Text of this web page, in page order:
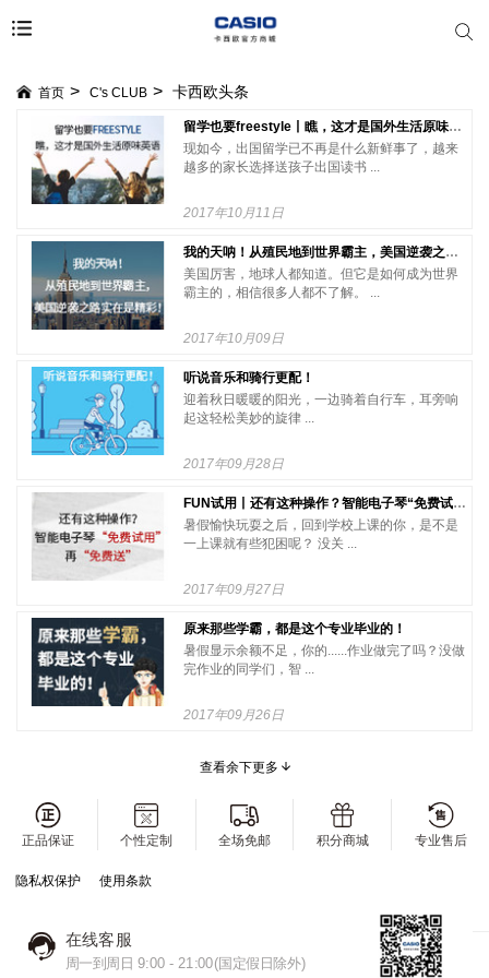
首页 C's CLUB 卡西欧头条
留学也要freestyle丨瞧，这才是国外生活原味英语
现如今，出国留学已不再是什么新鲜事了，越来
越多的家长选择送孩子出国读书 ...
2017年10月11日
我的天呐！从殖民地到世界霸主，美国逆袭之路实在是精彩！
美国厉害，地球人都知道。但它是如何成为世界
霸主的，相信很多人都不了解。 ...
2017年10月09日
听说音乐和骑行更配！
迎着秋日暖暖的阳光，一边骑着自行车，耳旁响
起这轻松美妙的旋律 ...
2017年09月28日
FUN试用丨还有这种操作？智能电子琴“免费试用”再“免费送”
暑假愉快玩耍之后，回到学校上课的你，是不是
一上课就有些犯困呢？ 没关 ...
2017年09月27日
原来那些学霸，都是这个专业毕业的！
暑假显示余额不足，你的......作业做完了吗？没做
完作业的同学们，智 ...
2017年09月26日
查看余下更多
正品保证 个性定制 全场免邮 积分商城 专业售后
隐私权保护 使用条款
在线客服
周一到周日 9:00 - 21:00(国定假日除外)